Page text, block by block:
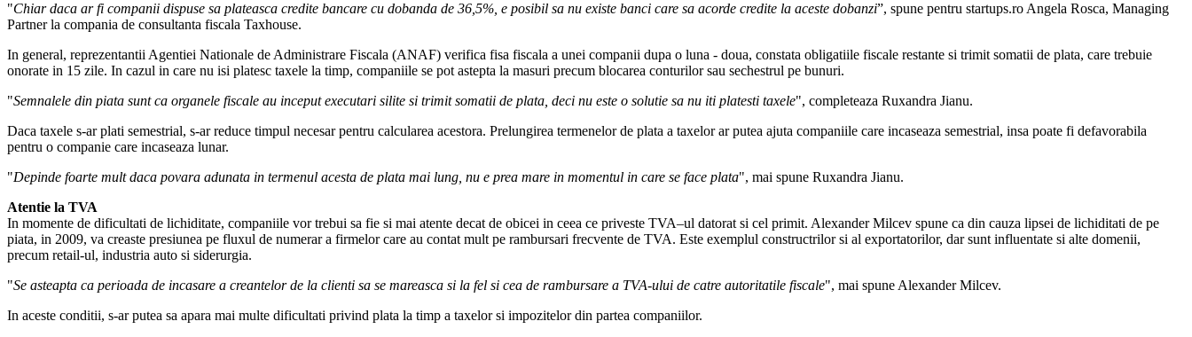
"Chiar daca ar fi companii dispuse sa plateasca credite bancare cu dobanda de 36,5%, e posibil sa nu existe banci care sa acorde credite la aceste dobanzi”, spune pentru startups.ro Angela Rosca, Managing
Partner la compania de consultanta fiscala Taxhouse.
In general, reprezentantii Agentiei Nationale de Administrare Fiscala (ANAF) verifica fisa fiscala a unei companii dupa o luna - doua, constata obligatiile fiscale restante si trimit somatii de plata, care trebuie
onorate in 15 zile. In cazul in care nu isi platesc taxele la timp, companiile se pot astepta la masuri precum blocarea conturilor sau sechestrul pe bunuri.
"Semnalele din piata sunt ca organele fiscale au inceput executari silite si trimit somatii de plata, deci nu este o solutie sa nu iti platesti taxele", completeaza Ruxandra Jianu.
Daca taxele s-ar plati semestrial, s-ar reduce timpul necesar pentru calcularea acestora. Prelungirea termenelor de plata a taxelor ar putea ajuta companiile care incaseaza semestrial, insa poate fi defavorabila
pentru o companie care incaseaza lunar.
"Depinde foarte mult daca povara adunata in termenul acesta de plata mai lung, nu e prea mare in momentul in care se face plata", mai spune Ruxandra Jianu.
Atentie la TVA
In momente de dificultati de lichiditate, companiile vor trebui sa fie si mai atente decat de obicei in ceea ce priveste TVA–ul datorat si cel primit. Alexander Milcev spune ca din cauza lipsei de lichiditati de pe
piata, in 2009, va creaste presiunea pe fluxul de numerar a firmelor care au contat mult pe rambursari frecvente de TVA. Este exemplul constructrilor si al exportatorilor, dar sunt influentate si alte domenii,
precum retail-ul, industria auto si siderurgia.
"Se asteapta ca perioada de incasare a creantelor de la clienti sa se mareasca si la fel si cea de rambursare a TVA-ului de catre autoritatile fiscale", mai spune Alexander Milcev.
In aceste conditii, s-ar putea sa apara mai multe dificultati privind plata la timp a taxelor si impozitelor din partea companiilor.